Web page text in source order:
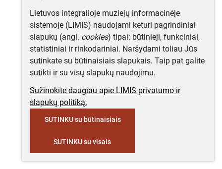
Lietuvos integralioje muziejų informacinėje
sistemoje (LIMIS) naudojami keturi pagrindiniai
slapukų (angl. cookies) tipai: būtinieji, funkciniai,
statistiniai ir rinkodariniai. Naršydami toliau Jūs
sutinkate su būtinaisiais slapukais. Taip pat galite
sutikti ir su visų slapukų naudojimu.
Sužinokite daugiau apie LIMIS privatumo ir
slapukų politiką.
SUTINKU su būtinaisiais
SUTINKU su visais